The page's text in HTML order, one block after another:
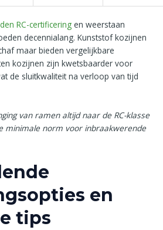
RC-certificering en weerstaan
decennialang. Kunststof kozijnen
maar bieden vergelijkbare
kozijnen zijn kwetsbaarder voor
de sluitkwaliteit na verloop van tijd
van ramen altijd naar de RC-klasse
minimale norm voor inbraakwerende
en
tips